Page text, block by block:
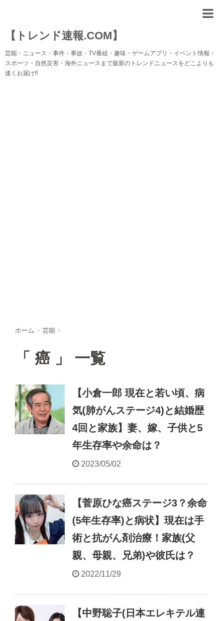
【トレンド速報.COM】
芸能・ニュース・事件・事故・TV番組・趣味・ゲームアプリ・イベント情報・
スポーツ・自然災害・海外ニュースまで最新のトレンドニュースをどこよりも
速くお届け!!
ホーム > 芸能 >
「 癌 」 一覧
【小倉一郎 現在と若い頃、病
気(肺がんステージ4)と結婚歴
4回と家族】妻、嫁、子供と5
年生存率や余命は？
2023/05/02
【菅原ひな癌ステージ3？余命
(5年生存率)と病状】現在は手
術と抗がん剤治療！家族(父
親、母親、兄弟)や彼氏は？
2022/11/29
【中野聡子(日本エレキテル連